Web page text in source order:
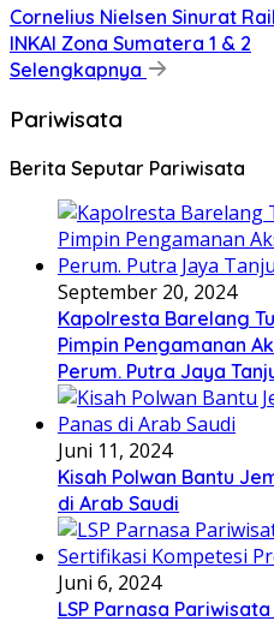
Cornelius Nielsen Sinurat
INKAI Zona Sumatera 1 & 2
Selengkapnya
Pariwisata
Berita Seputar Pariwisata
September 20, 2024
Kapolresta Barelang
Pimpin Pengamanan
Perum. Putra Jaya
Juni 11, 2024
Kisah Polwan Bantu
di Arab Saudi
Juni 6, 2024
LSP Parnasa